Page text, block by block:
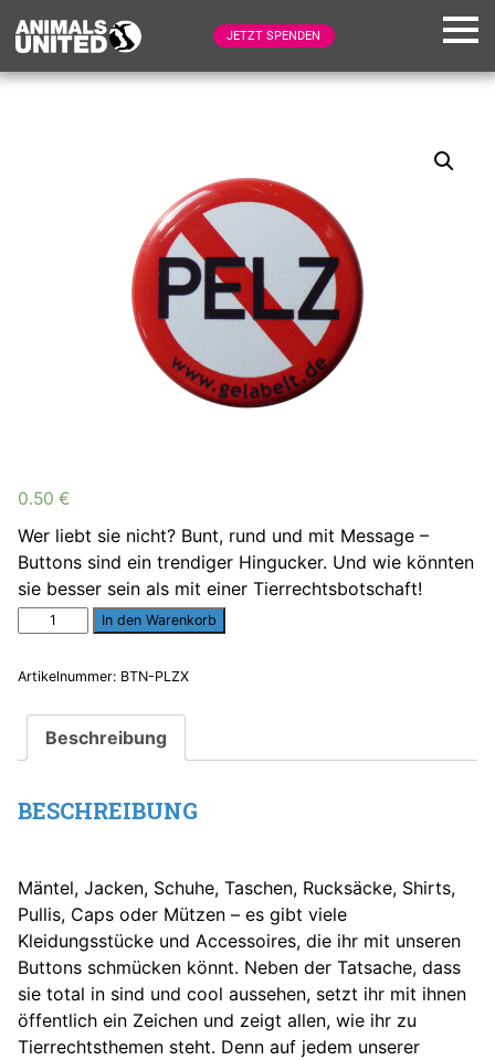
JETZT SPENDEN
0.50 €
Wer liebt sie nicht? Bunt, rund und mit Message –
Buttons sind ein trendiger Hingucker. Und wie könnten
sie besser sein als mit einer Tierrechtsbotschaft!
Anti-
Pelz-
Button
In den Warenkorb
Artikelnummer: BTN-PLZX
Beschreibung
BESCHREIBUNG
Mäntel, Jacken, Schuhe, Taschen, Rucksäcke, Shirts,
Pullis, Caps oder Mützen – es gibt viele
Kleidungsstücke und Accessoires, die ihr mit unseren
Buttons schmücken könnt. Neben der Tatsache, dass
sie total in sind und cool aussehen, setzt ihr mit ihnen
öffentlich ein Zeichen und zeigt allen, wie ihr zu
Tierrechtsthemen steht. Denn auf jedem unserer